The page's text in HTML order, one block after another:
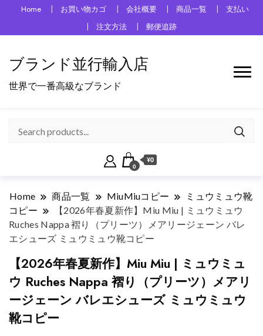
Home お買い物カゴ 会社概要 商品一覧
支払い
注文方法
郵便追跡
ブランド並行輸入店
世界で一番高級なブランド
0
¥0
Home 商品一覧 MiuMiuコピー
ミュウミュウ靴
コピー
【2026年春夏新作】Miu Miu | ミュウミュウ
Ruches Nappa 褶り（プリーツ）メアリージェーン バレ
エシューズ ミュウミュウ靴コピー
【2026年春夏新作】Miu Miu | ミュウミュ
ウ Ruches Nappa 褶り（プリーツ）メアリ
ージェーン バレエシューズ ミュウミュウ
靴コピー